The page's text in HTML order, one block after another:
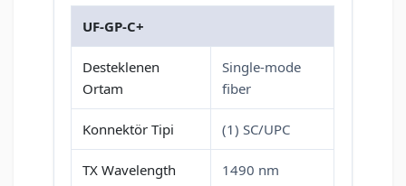
UF-GP-C+
Desteklenen
Ortam
Single-mode
fiber
Konnektör Tipi (1) SC/UPC
TX Wavelength 1490 nm